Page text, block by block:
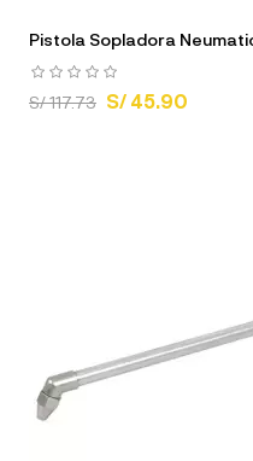
Pistola Sopladora
S/ 117.73 S/ 45.90